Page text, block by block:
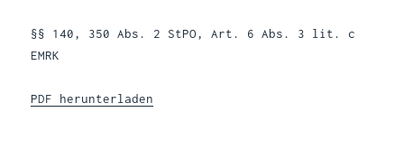
§§ 140, 350 Abs. 2 StPO, Art. 6 Abs. 3 lit. c
EMRK
PDF herunterladen